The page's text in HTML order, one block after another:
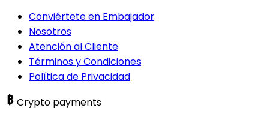
Conviértete en Embajador
Nosotros
Atención al Cliente
Términos y Condiciones
Política de Privacidad
Crypto payments